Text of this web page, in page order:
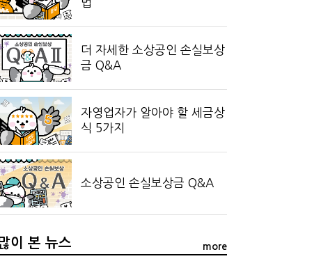
법
더 자세한 소상공인 손실보상
금 Q&A
자영업자가 알아야 할 세금상
식 5가지
소상공인 손실보상금 Q&A
이 본 뉴스 more